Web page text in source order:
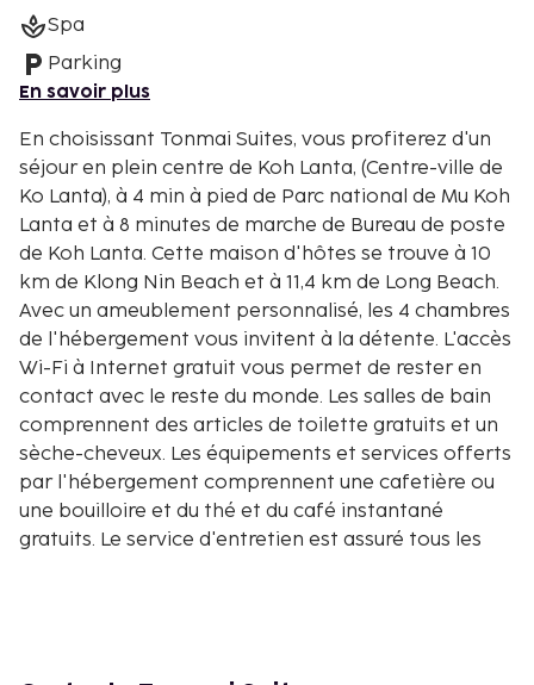
Spa
Parking
En savoir plus
En choisissant Tonmai Suites, vous profiterez d'un
séjour en plein centre de Koh Lanta, (Centre-ville de
Ko Lanta), à 4 min à pied de Parc national de Mu Koh
Lanta et à 8 minutes de marche de Bureau de poste
de Koh Lanta. Cette maison d'hôtes se trouve à 10
km de Klong Nin Beach et à 11,4 km de Long Beach.
Avec un ameublement personnalisé, les 4 chambres
de l'hébergement vous invitent à la détente. L'accès
Wi-Fi à Internet gratuit vous permet de rester en
contact avec le reste du monde. Les salles de bain
comprennent des articles de toilette gratuits et un
sèche-cheveux. Les équipements et services offerts
par l'hébergement comprennent une cafetière ou
une bouilloire et du thé et du café instantané
gratuits. Le service d'entretien est assuré tous les